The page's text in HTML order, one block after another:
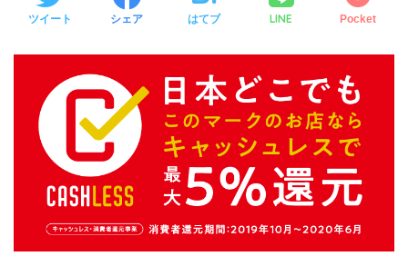
ツイート シェア はてブ LINE Pocket